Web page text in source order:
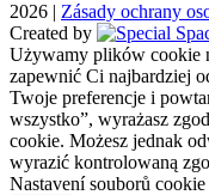
2026 | Zásady ochrany
Created by
Używamy plików cookie
zapewnić Ci najbardziej
Twoje preferencje i
wszystko”, wyrażasz
cookie. Możesz jednak
wyrazić kontrolowaną
Nastavení souborů cookie